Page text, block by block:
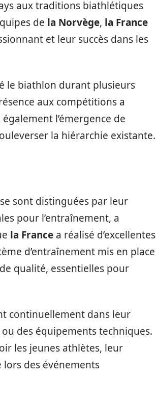
aux traditions biathlétiques
de la Norvège, la France
et leur succès dans les
le biathlon durant plusieurs
aux compétitions a
l’émergence de
la hiérarchie existante.
sont distinguées par leur
pour l’entraînement, a
la France a réalisé d’excellentes
d’entraînement mis en place
qualité, essentielles pour
continuellement dans leur
des équipements techniques.
les jeunes athlètes, leur
des événements